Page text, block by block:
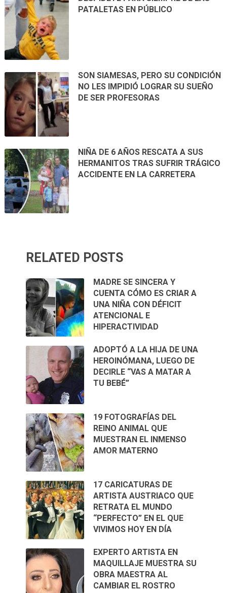
PATALETAS EN PÚBLICO
SON SIAMESAS, PERO SU CONDICIÓN
NO LES IMPIDIÓ LOGRAR SU SUEÑO
DE SER PROFESORAS
NIÑA DE 6 AÑOS RESCATA A SUS
HERMANITOS TRAS SUFRIR TRÁGICO
ACCIDENTE EN LA CARRETERA
RELATED POSTS
MADRE SE SINCERA Y
CUENTA CÓMO ES CRIAR A
UNA NIÑA CON DÉFICIT
ATENCIONAL E
HIPERACTIVIDAD
ADOPTÓ A LA HIJA DE UNA
HEROINÓMANA, LUEGO DE
DECIRLE “VAS A MATAR A
TU BEBÉ”
19 FOTOGRAFÍAS DEL
REINO ANIMAL QUE
MUESTRAN EL INMENSO
AMOR MATERNO
17 CARICATURAS DE
ARTISTA AUSTRIACO QUE
RETRATA EL MUNDO
“PERFECTO” EN EL QUE
VIVIMOS HOY EN DÍA
EXPERTO ARTISTA EN
MAQUILLAJE MUESTRA SU
OBRA MAESTRA AL
CAMBIAR EL ROSTRO